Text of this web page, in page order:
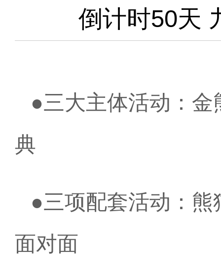
倒计时50天
●三大主体活动：
典
●三项配套活动：
面对面